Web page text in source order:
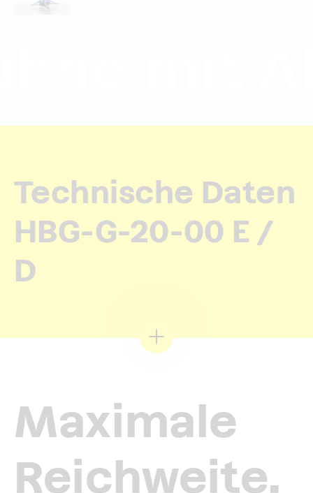
Technische Daten
HBG-G-20-00 E /
D
Maximale
Reichweite,